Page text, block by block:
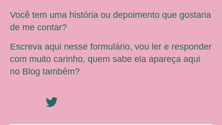
Você tem uma história ou depoimento que gostaria
de me contar?
Escreva aqui nesse formulário, vou ler e responder
com muito carinho, quem sabe ela apareça aqui
no Blog também?